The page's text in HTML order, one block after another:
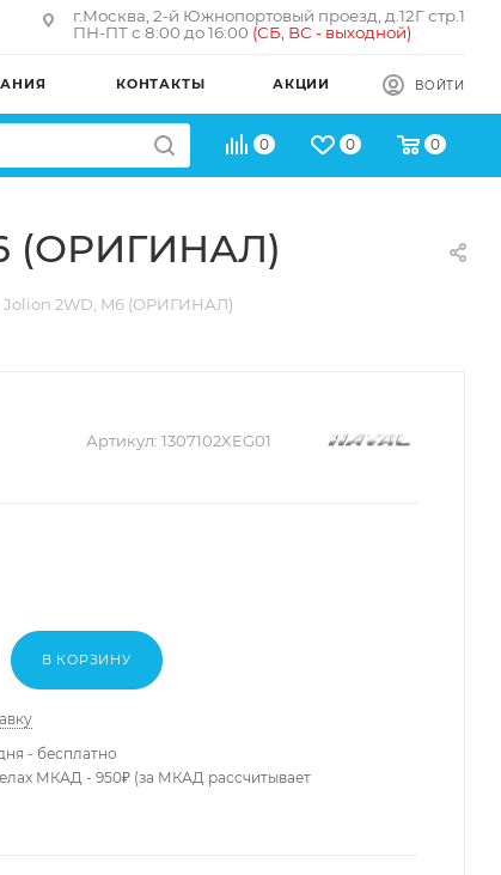
г.Москва, 2-й Южнопортовый проезд, д.12Г стр.1
ПН-ПТ с 8:00 до 16:00 (СБ, ВС - выходной)
КОНТАКТЫ АКЦИИ ВОЙТИ
0 0 0
(ОРИГИНАЛ)
Jolion 2WD, M6 (ОРИГИНАЛ)
Артикул: 1307102XEG01
В КОРЗИНУ
- бесплатно
МКАД - 950₽ (за МКАД рассчитывает